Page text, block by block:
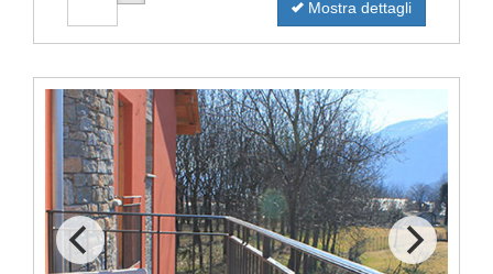
Mostra dettagli